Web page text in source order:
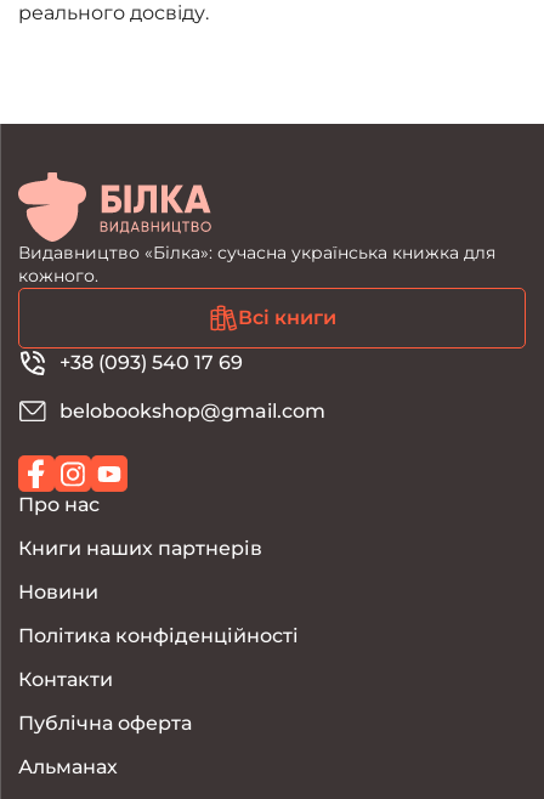
реального досвіду.
Видавництво «Білка»: сучасна українська книжка для
кожного.
Всі книги
Про нас
Книги наших партнерів
Новини
Політика конфіденційності
Контакти
Публічна оферта
Альманах
+38 (093) 540 17 69
belobookshop@gmail.com